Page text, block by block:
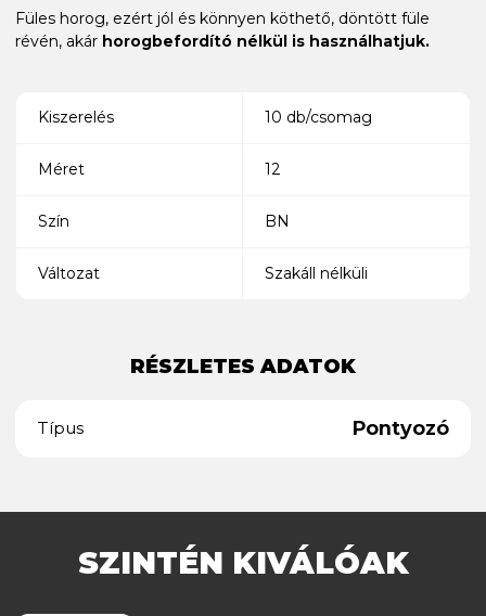
Füles horog, ezért jól és könnyen köthető, döntött füle
révén, akár horogbefordító nélkül is használhatjuk.
Kiszerelés 10 db/csomag
Méret 12
Szín BN
Változat Szakáll nélküli
RÉSZLETES ADATOK
Típus Pontyozó
SZINTÉN KIVÁLÓAK